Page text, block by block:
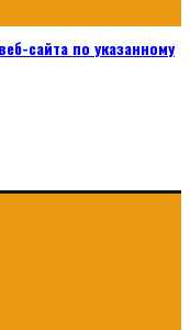
сайта по указанному